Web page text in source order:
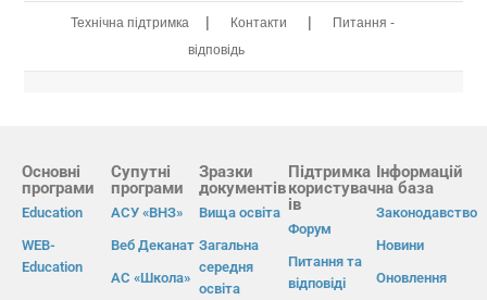
Технічна підтримка | Контакти |
Питання -
відповідь
Основні
програми
Education
WEB-
Education
Супутні
програми
АСУ «ВНЗ»
Веб Деканат
АС «Школа»
Зразки
документів
Вища освіта
Загальна
середня
освіта
Підтримка
користувач
ів
Форум
Питання та
відповіді
Інформацій
на база
Законодавство
Новини
Оновлення